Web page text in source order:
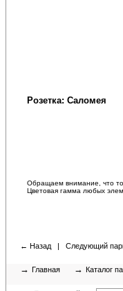
Розетка: Саломея
Обращаем внимание, что
Цветовая гамма любых
← Назад | Следующий
→ Главная → Каталог